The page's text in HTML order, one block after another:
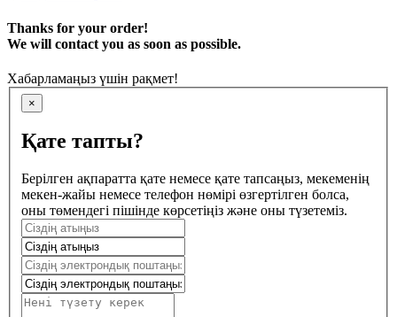
Thanks for your order!
We will contact you as soon as possible.
Хабарламаңыз үшін рақмет!
×
Қате тапты?
Берілген ақпаратта қате немесе қате тапсаңыз, мекеменің
мекен-жайы немесе телефон нөмірі өзгертілген болса,
оны төмендегі пішінде көрсетіңіз және оны түзетеміз.